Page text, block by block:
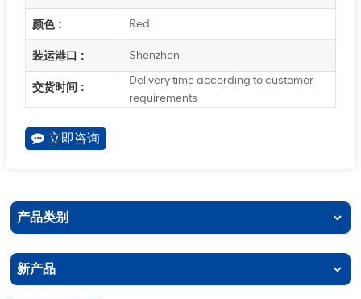
颜色 : Red
装运港口 : Shenzhen
交货时间 :
Delivery time according to customer
requirements
立即咨询
产品类别
新产品